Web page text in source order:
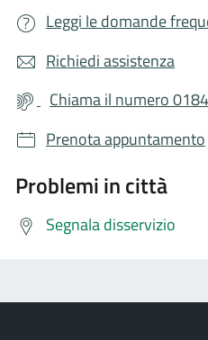
Leggi le domande
Richiedi assistenza
Chiama il numero
Prenota appuntamento
Problemi in città
Segnala disservizio